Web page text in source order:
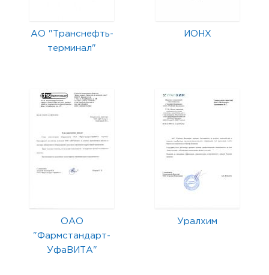
АО "Транснефть-
терминал"
ИОНХ
ОАО
"Фармстандарт-
УфаВИТА"
Уралхим